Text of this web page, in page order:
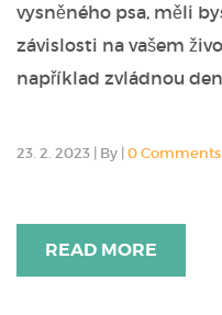
vysněného psa, měli
závislosti na vašem
například zvládnou
23. 2. 2023 | By | 0 Comments
READ MORE